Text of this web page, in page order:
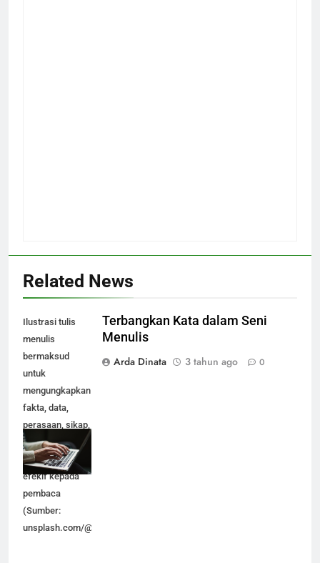
Related News
Ilustrasi tulis
menulis
bermaksud
untuk
mengungkapkan
fakta, data,
perasaan, sikap,
isi hati dan
pikiran secara
efekif kepada
pembaca
(Sumber:
unsplash.com/@kaitlynbaker)
Terbangkan Kata dalam Seni
Menulis
Arda Dinata
3 tahun ago 0